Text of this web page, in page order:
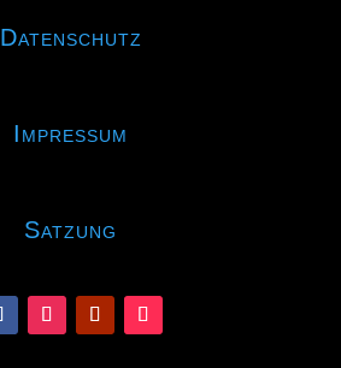
Datenschutz
Impressum
Satzung